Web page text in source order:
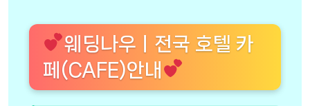
웨딩나우ㅣ전국 호텔 카
페(CAFE)안내